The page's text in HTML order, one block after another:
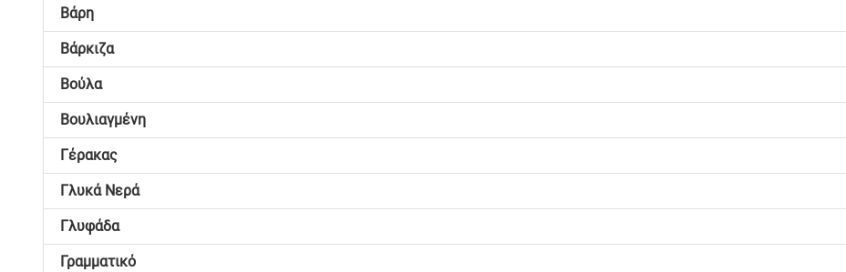
Βάρη
Βάρκιζα
Βούλα
Βουλιαγμένη
Γέρακας
Γλυκά Νερά
Γλυφάδα
Γραμματικό